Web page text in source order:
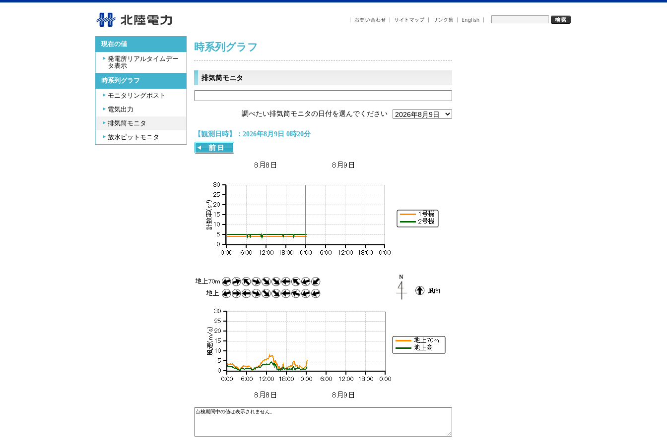
現在の値
発電所リアルタイムデー
タ表示
時系列グラフ
モニタリングポスト
電気出力
排気筒モニタ
放水ピットモニタ
時系列グラフ
排気筒モニタ
調べたい排気筒モニタの日付を選んでください
【観測日時】：2026年8月9日 0時20分